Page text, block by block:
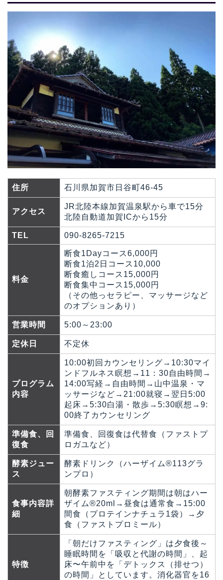
住所 石川県加賀市日谷町46-45
アクセス
JR北陸本線加賀温泉駅から車で15分
北陸自動道加賀ICから15分
TEL 090-8265-7215
料金
断食1Dayコース6,000円
断食1泊2日コース10,000
断食癒しコース15,000円
断食集中コース15,000円
（その他っセラピー、マッサージなど
のオプションあり）
営業時間 5:00～23:00
定休日 不定休
プログラム
内容
10:00初回カウンセリング→10:30マイ
ンドフルネス瞑想→11：30自由時間→
14:00写経→自由時間→山中温泉・マ
ッサージなど→21:00就寝→翌日5:00
起床→5:30白湯・散歩→5:30瞑想→9:
00終了カウンセリング
準備食、回
復食
準備食、回復食は代替食（ファストプ
ロガユなど）
酵素ジュー
ス
酵素ドリンク（ハーザイム®113グラ
ンプロ）
食事内容詳
細
朝酵素ファスティング期間は朝はハー
ザイム®20ml→昼食は通常食→15:00
間食（プロテインナチュラ1袋）→夕
食（ファストプロミール）
特徴
「朝だけファスティング」は夕食後～
睡眠時間を「吸収と代謝の時間」、起
床〜午前中を「デトックス（排せつ）
の時間」としています。消化器官を16